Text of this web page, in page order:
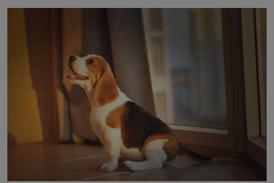
naší povaze, ale i v potřebách naší pokožky. Ohnivá
znamení Ženy narozené ve znamení Berana, Lva a
Střelce v sobě nesou žár, odvahu a neutuchající elán.